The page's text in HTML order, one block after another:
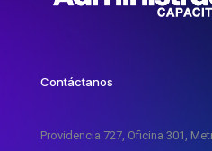
Contáctanos
Providencia 727, Oficina 301,